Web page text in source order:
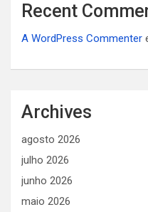
Recent
A WordPress Commenter
Archives
agosto 2026
julho 2026
junho 2026
maio 2026